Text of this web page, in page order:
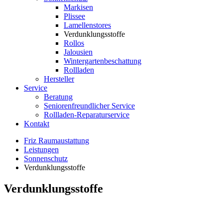
Markisen
Plissee
Lamellenstores
Verdunklungsstoffe
Rollos
Jalousien
Wintergartenbeschattung
Rollladen
Hersteller
Service
Beratung
Seniorenfreundlicher Service
Rollladen-Reparaturservice
Kontakt
Friz Raumaustattung
Leistungen
Sonnenschutz
Verdunklungsstoffe
Verdunklungsstoffe